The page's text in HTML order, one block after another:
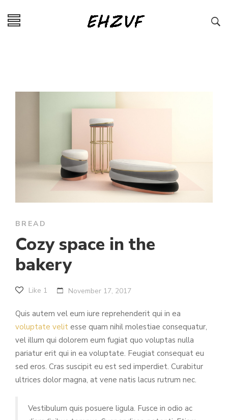
BREAD
Cozy space in the
bakery
Like 1 November 17, 2017
Quis autem vel eum iure reprehenderit qui in ea
voluptate velit esse quam nihil molestiae consequatur,
vel illum qui dolorem eum fugiat quo voluptas nulla
pariatur erit qui in ea voluptate. Feugiat consequat eu
sed eros. Cras suscipit eu est sed imperdiet. Curabitur
ultrices dolor magna, at vene natis lacus rutrum nec.
Vestibulum quis posuere ligula. Fusce in odio ac